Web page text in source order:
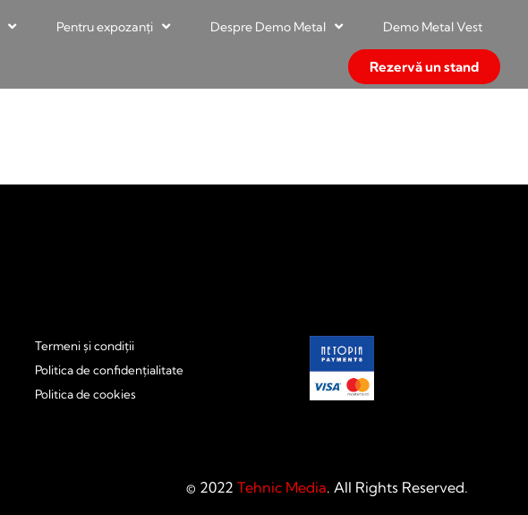
Pentru expozanți Despre Demo Metal Demo Metal Vest
Rezervă un stand
Termeni și condiții
Politica de confidențialitate
Politica de cookies
© 2022 Tehnic Media. All Rights Reserved.